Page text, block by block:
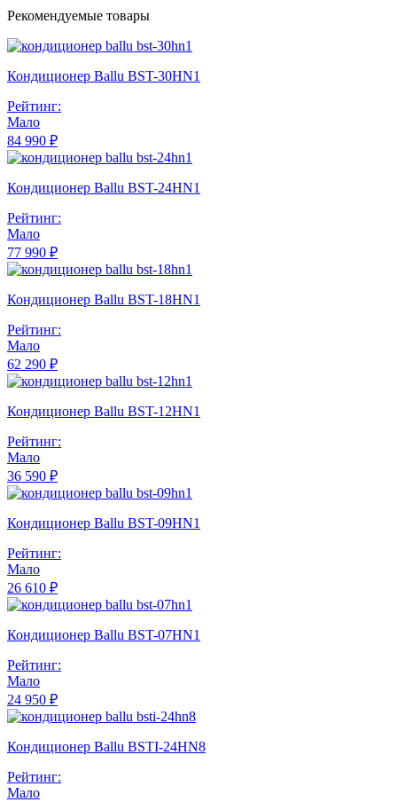
Рекомендуемые товары
Кондиционер Ballu BST-30HN1
Рейтинг:
Мало
84 990 ₽
Кондиционер Ballu BST-24HN1
Рейтинг:
Мало
77 990 ₽
Кондиционер Ballu BST-18HN1
Рейтинг:
Мало
62 290 ₽
Кондиционер Ballu BST-12HN1
Рейтинг:
Мало
36 590 ₽
Кондиционер Ballu BST-09HN1
Рейтинг:
Мало
26 610 ₽
Кондиционер Ballu BST-07HN1
Рейтинг:
Мало
24 950 ₽
Кондиционер Ballu BSTI-24HN8
Рейтинг:
Мало